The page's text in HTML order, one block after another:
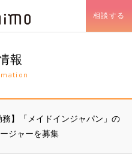
相談する
報
務】「メイドインジャパン」の
ジャーを募集